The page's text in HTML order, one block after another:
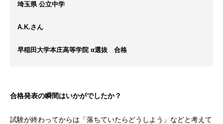
埼玉県 公立中学
A.K.さん
早稲田大学本庄高等学院 α選抜 合格
合格発表の瞬間はいかがでしたか？
試験が終わってからは「落ちていたらどうしよう」などと考えて